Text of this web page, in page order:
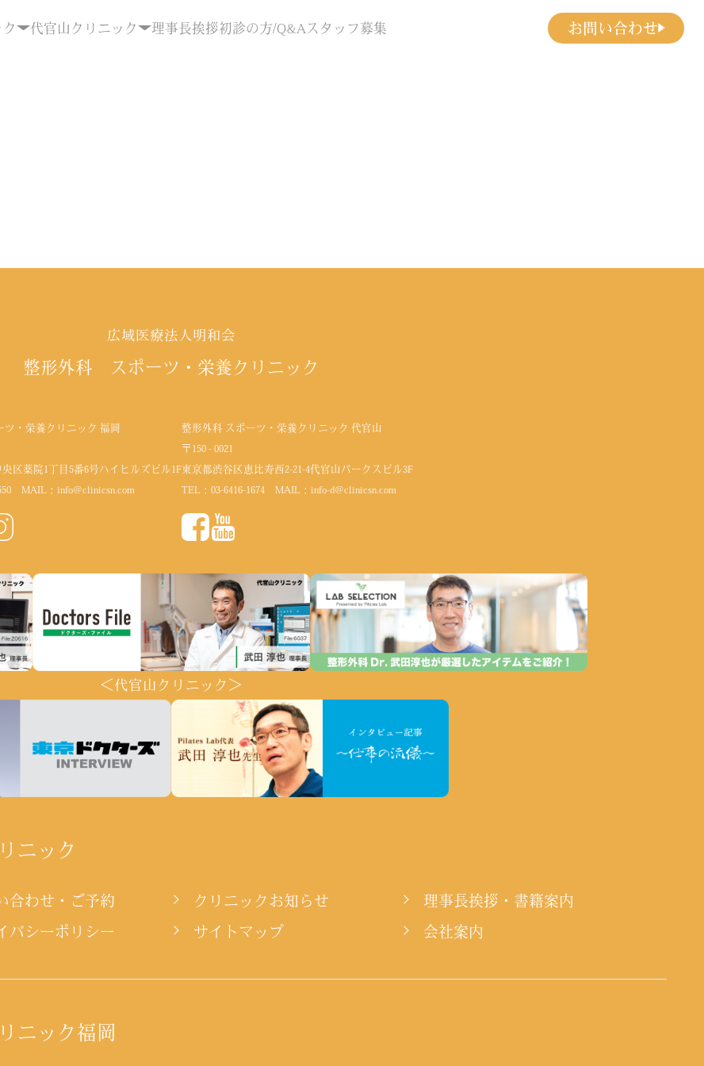
ク 代官山クリニック 理事長挨拶初診の方/Q&A スタッフ募集 お問い合わせ
広域医療法人明和会
整形外科 スポーツ・栄養クリニック
ツ・栄養クリニック 福岡
区薬院1丁目5番6号ハイヒルズビル1F
MAIL： info@clinicsn.com
整形外科 スポーツ・栄養クリニック 代官山
〒150 - 0021
東京都渋谷区恵比寿西2-21-4代官山パークスビル3F
TEL： 03-6416-1674MAIL： info-d@clinicsn.com
＜代官山クリニック＞
ニック
合わせ・ご予約 クリニックお知らせ 理事長挨拶・書籍案内
バシーポリシー サイトマップ 会社案内
ニック福岡